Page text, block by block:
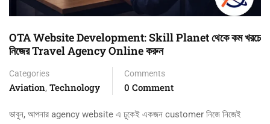
OTA Website Development: Skill Planet থেকে কম খরচে
নিজের Travel Agency Online করুন
Categories
Aviation, Technology
Comments
0 Comment
ভাবুন, আপনার agency website এ ঢুকেই একজন customer নিজে নিজেই